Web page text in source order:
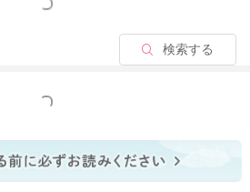
んの体重増加を確認し、緩やかな右
もっと見る
検索する
もっと見る